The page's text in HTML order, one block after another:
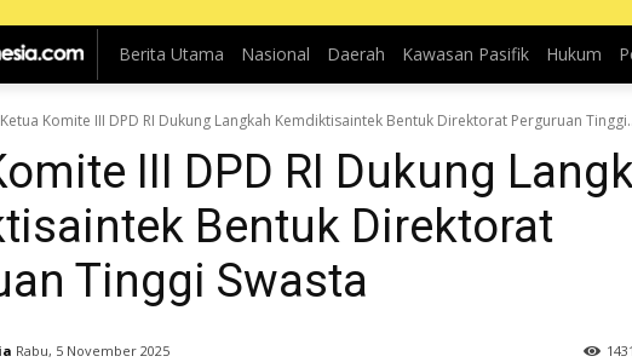
Berita Utama Nasional Daerah Kawasan Pasifik Hukum
Ketua Komite III DPD RI Dukung Langkah Kemdiktisaintek Bentuk Direktorat Perguruan
III DPD RI Dukung
Bentuk Direktorat
Tinggi Swasta
Rabu, 5 November 2025 1431